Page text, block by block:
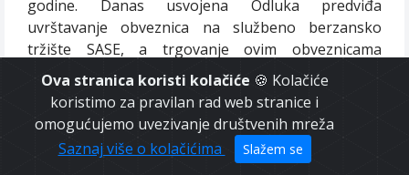
Ova stranica koristi kolačiće 🍪 Kolačiće
koristimo za pravilan rad web stranice i
omogućujemo uvezivanje društvenih mreža
Saznaj više o kolačićima
Slažem se
godine. Danas usvojena Odluka predviđa
uvrštavanje obveznica na službeno berzansko
tržište SASE, a trgovanje ovim obveznicama
doprinijet će oživljavanju ovog tržišta, kao i
berzanskih posrednika.
O AMANDMANU NA SPORAZUM IZMEÐU VM BiH I
VLADE REPUBLIKE AUSTRIJE O FINANSIJSKOJ